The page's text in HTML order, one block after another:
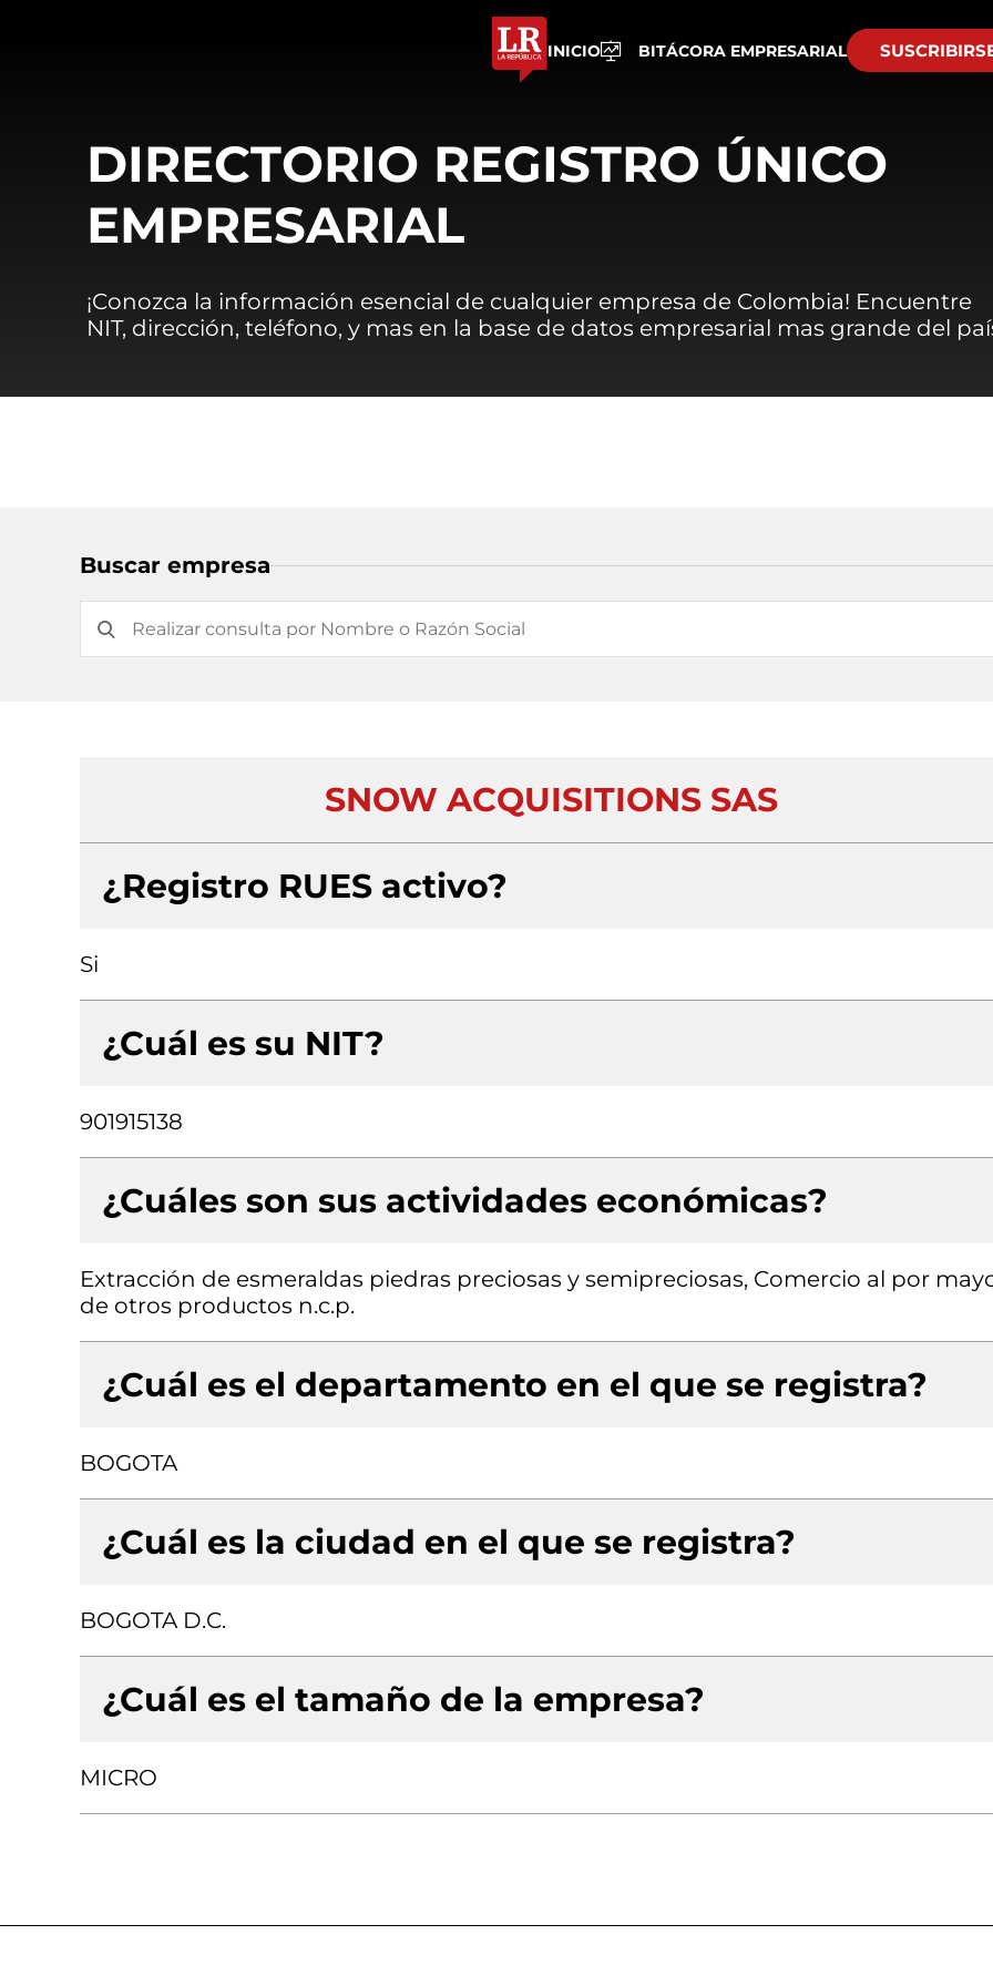
INICIO BITÁCORA EMPRESARIAL
DIRECTORIO REGISTRO ÚNICO
EMPRESARIAL
¡Conozca la información esencial de cualquier empresa de Colombia! Encuentre
NIT, dirección, teléfono, y mas en la base de datos empresarial mas grande del
Buscar empresa
SNOW ACQUISITIONS SAS
¿Registro RUES activo?
Si
¿Cuál es su NIT?
901915138
¿Cuáles son sus actividades económicas?
Extracción de esmeraldas piedras preciosas y semipreciosas, Comercio al por
de otros productos n.c.p.
¿Cuál es el departamento en el que se registra?
BOGOTA
¿Cuál es la ciudad en el que se registra?
BOGOTA D.C.
¿Cuál es el tamaño de la empresa?
MICRO